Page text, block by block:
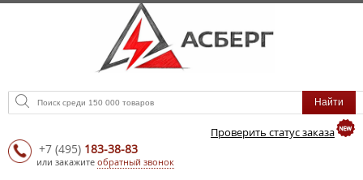
Проверить статус заказа
+7 (495) 183-38-83
или закажите обратный звонок